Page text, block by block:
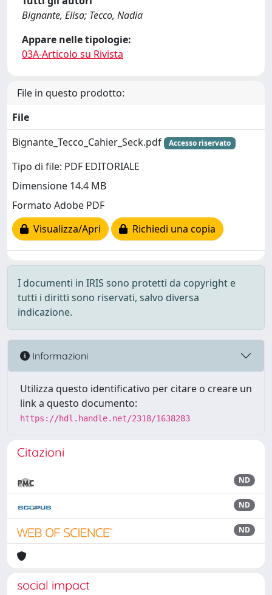
Bignante, Elisa; Tecco, Nadia
Appare nelle tipologie:
03A-Articolo su Rivista
File in questo prodotto:
File
Bignante_Tecco_Cahier_Seck.pdf
Accesso riservato
Tipo di file: PDF EDITORIALE
Dimensione 14.4 MB
Formato Adobe PDF
Visualizza/Apri
Richiedi una copia
I documenti in IRIS sono protetti da copyright e
tutti i diritti sono riservati, salvo diversa
indicazione.
Informazioni
Utilizza questo identificativo per citare o creare un
link a questo documento:
https://hdl.handle.net/2318/1638283
Citazioni
ND
ND
ND
social impact